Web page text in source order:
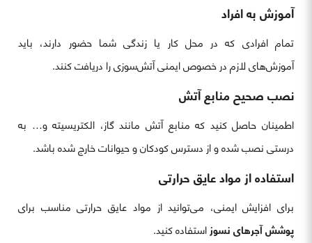
آموزش به افراد
تمام افرادی که در محل کار یا زندگی شما حضور دارند، باید
آموزش‌های لازم در خصوص ایمنی آتش‌سوزی را دریافت کنند.
نصب صحیح منابع آتش
اطمینان حاصل کنید که منابع آتش مانند گاز، الکتریسیته و… به
درستی نصب شده و از دسترس کودکان و حیوانات خارج شده باشد.
استفاده از مواد عایق حرارتی
برای افزایش ایمنی، می‌توانید از مواد عایق حرارتی مناسب برای
پوشش آجرهای نسوزاستفاده کنید.